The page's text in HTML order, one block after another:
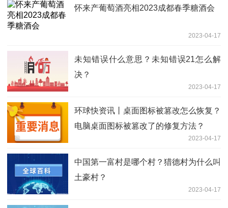
怀来产葡萄酒亮相2023成都春季糖酒会
2023-04-17
未知错误什么意思？未知错误21怎么解
决？
2023-04-17
环球快资讯丨桌面图标被篡改怎么恢复？
电脑桌面图标被篡改了的修复方法？
2023-04-17
中国第一富村是哪个村？猎德村为什么叫
土豪村？
2023-04-17